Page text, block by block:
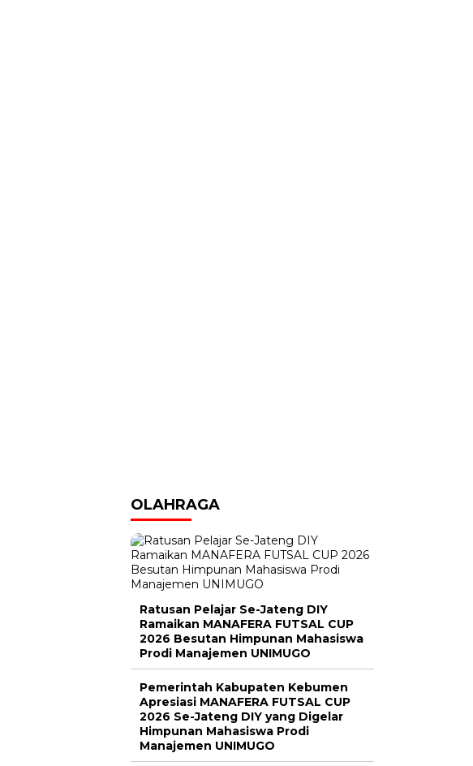
OLAHRAGA
Ratusan Pelajar Se-Jateng DIY
Ramaikan MANAFERA FUTSAL CUP
2026 Besutan Himpunan Mahasiswa
Prodi Manajemen UNIMUGO
Pemerintah Kabupaten Kebumen
Apresiasi MANAFERA FUTSAL CUP
2026 Se-Jateng DIY yang Digelar
Himpunan Mahasiswa Prodi
Manajemen UNIMUGO